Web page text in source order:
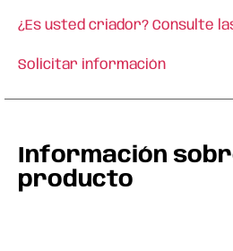
¿Es usted criador? Consulte
Solicitar información
Información
producto